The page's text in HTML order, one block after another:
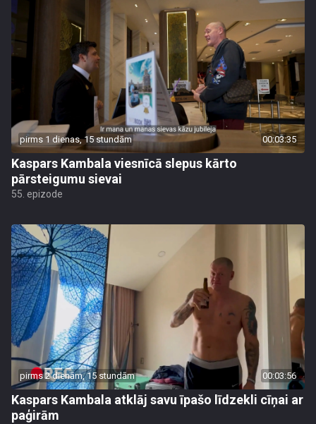
pirms 1 dienas, 15 stundām 00:03:35
Kaspars Kambala viesnīcā slepus kārto
pārsteigumu sievai
55. epizode
pirms 2 dienām, 15 stundām 00:03:56
Kaspars Kambala atklāj savu īpašo līdzekli cīņai ar
paģirām